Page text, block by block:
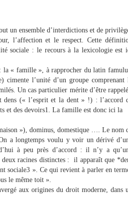
un ensemble d’interdictions et de
l’affection et le respect. Cette
sociale : le recours à la lexicologie est
la « famille », à rapprocher du latin
cimente l’unité d’un groupe comprenant
Un cas particulier mérite d’être
dens (« l’esprit et la dent » !) : l’accord
et des devoirs1. La famille est donc ici la
»), dominus, domestique …. Le nom
a longtemps voulu y voir un dérivé
à peu près d’accord : il n’y a
racines distinctes : il apparaît que
sociale3 ». Ce qui revient à parler en
le même toit ».
aux origines du droit moderne, dans